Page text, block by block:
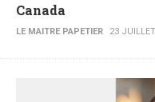
Canada
LE MAITRE PAPETIER 23